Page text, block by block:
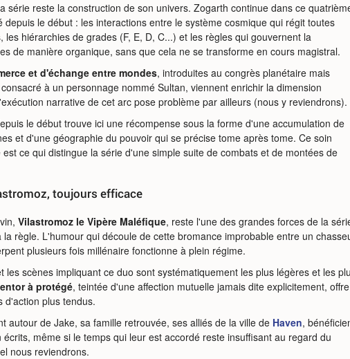
série reste la construction de son univers. Zogarth continue dans ce
le début : les interactions entre le système cosmique qui régit toutes
les hiérarchies de grades (F, E, D, C...) et les règles qui gouvernent la
de manière organique, sans que cela ne se transforme en cours magistral.
et d'échange entre mondes, introduites au congrès planétaire mais
à un personnage nommé Sultan, viennent enrichir la dimension
narrative de cet arc pose problème par ailleurs (nous y reviendrons).
le début trouve ici une récompense sous la forme d'une accumulation de
et d'une géographie du pouvoir qui se précise tome après tome. Ce soin
ce qui distingue la série d'une simple suite de combats et de montées de
toujours efficace
Vilastromoz le Vipère Maléfique, reste l'une des grandes forces de la
règle. L'humour qui découle de cette bromance improbable entre un
plusieurs fois millénaire fonctionne à plein régime.
scènes impliquant ce duo sont systématiquement les plus légères et les
à protégé, teintée d'une affection mutuelle jamais dite explicitement, offre
d'action plus tendus.
autour de Jake, sa famille retrouvée, ses alliés de la ville de Haven,
même si le temps qui leur est accordé reste insuffisant au regard du
nous reviendrons.